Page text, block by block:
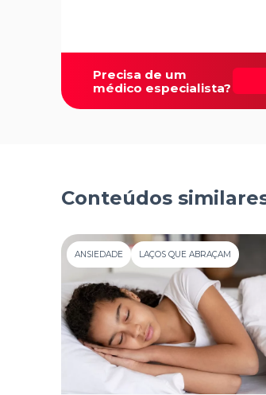
Precisa de um
médico especialista?
Conteúdos
ANSIEDADE LAÇOS QUE ABRAÇAM